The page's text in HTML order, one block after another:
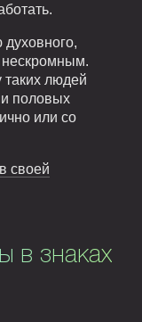
таких людей
половых
или со
своей
в знаках